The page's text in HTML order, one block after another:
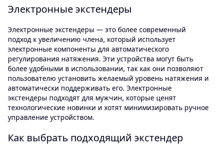
Электронные экстендеры
Электронные экстендеры — это более современный
подход к увеличению члена, который использует
электронные компоненты для автоматического
регулирования натяжения. Эти устройства могут быть
более удобными в использовании, так как они позволяют
пользователю установить желаемый уровень натяжения и
автоматически поддерживать его. Электронные
экстендеры подходят для мужчин, которые ценят
технологические новинки и хотят минимизировать ручное
управление устройством.
Как выбрать подходящий экстендер